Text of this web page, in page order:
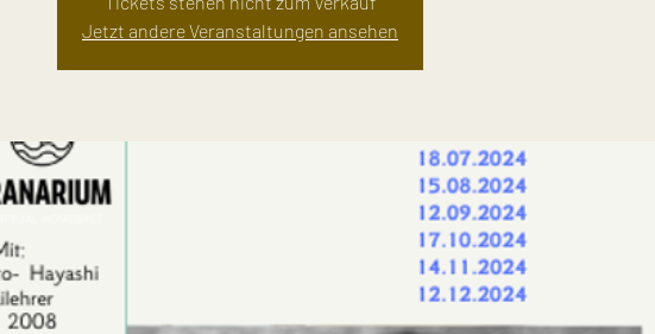
Jetzt andere Veranstaltungen ansehen